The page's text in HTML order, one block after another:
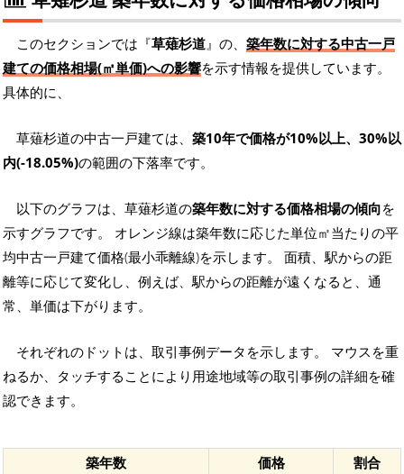
このセクションでは『草薙杉道』の、 築年数に対する中古一戸
建ての価格相場(㎡単価)への影響を示す情報を提供しています。
具体的に、
草薙杉道の中古一戸建ては、 築10年で価格が10%以上、30%以
内(-18.05%)の範囲の下落率です。
以下のグラフは、草薙杉道の築年数に対する価格相場の傾向を
示すグラフです。 オレンジ線は築年数に応じた単位㎡当たりの平
均中古一戸建て価格(最小乖離線)を示します。 面積、駅からの距
離等に応じて変化し、例えば、駅からの距離が遠くなると、通
常、単価は下がります。
それぞれのドットは、取引事例データを示します。 マウスを重
ねるか、タッチすることにより用途地域等の取引事例の詳細を確
認できます。
築年数 価格
割合